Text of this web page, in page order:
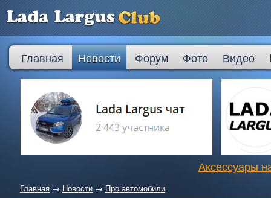
Главная Новости Форум Фото Видео
Аксессуары
Главная → Новости → Про автомобили